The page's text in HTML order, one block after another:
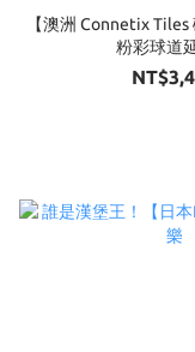
【澳洲 Connetix
粉彩球道